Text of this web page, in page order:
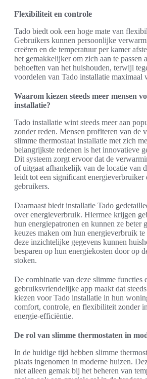
Flexibiliteit en controle
Tado biedt ook een hoge mate van
Gebruikers kunnen persoonlijke
creëren en de temperatuur per kamer
het gemakkelijker om zich aan te passen
behoeften van het huishouden, terwijl
voordelen van Tado installatie maximaal
Waarom kiezen steeds meer mensen
installatie?
Tado installatie wint steeds meer aan
zonder reden. Mensen profiteren van de
slimme thermostaat installatie met zich
belangrijkste redenen is het innovatieve
Dit systeem zorgt ervoor dat de
of uitgaat afhankelijk van de locatie van
leidt tot een significant energieverbruiker
gebruikers.
Daarnaast biedt installatie Tado
over energieverbruik. Hiermee krijgen
hun energiepatronen en kunnen ze beter
keuzes maken om hun energieverbruik
deze inzichtelijke gegevens kunnen
besparen op hun energiekosten door op
stoken.
De combinatie van deze slimme functies
gebruiksvriendelijke app maakt dat
kiezen voor Tado installatie in hun
comfort, controle, en flexibiliteit zonder
energie-efficiëntie.
De rol van slimme thermostaten in
In de huidige tijd hebben slimme
plaats ingenomen in moderne huizen.
niet alleen gemak bij het beheren van